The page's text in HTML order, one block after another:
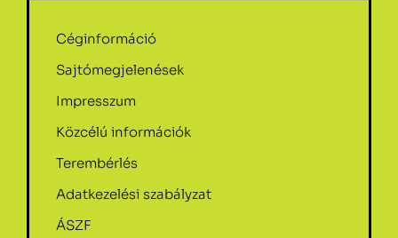
Céginformáció
Sajtómegjelenések
Impresszum
Közcélú információk
Terembérlés
Adatkezelési szabályzat
ÁSZF